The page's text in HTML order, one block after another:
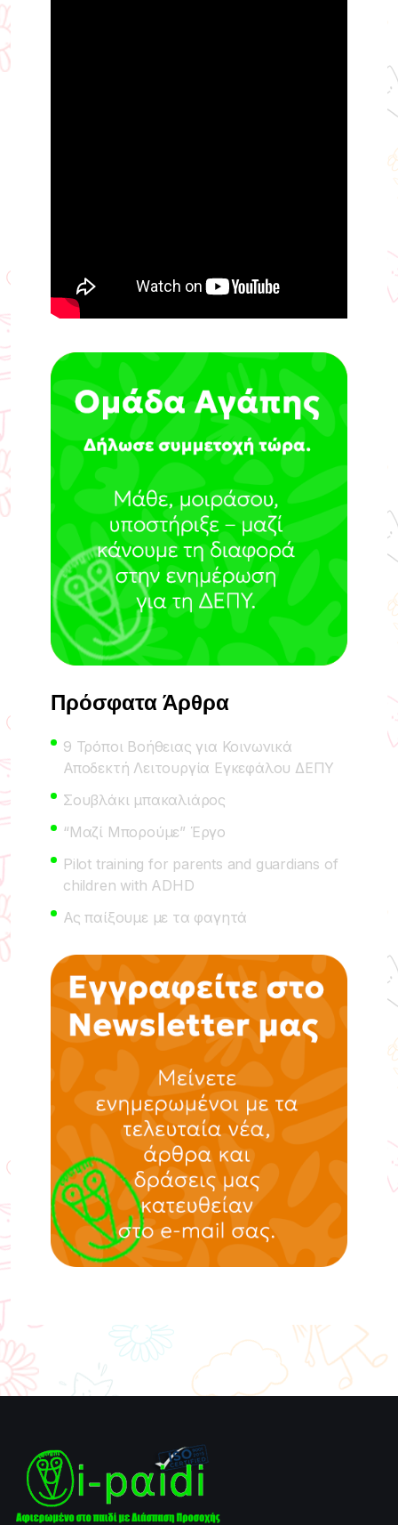
Πρόσφατα Άρθρα
9 Τρόποι Βοήθειας για Κοινωνικά
Αποδεκτή Λειτουργία Εγκεφάλου ΔΕΠΥ
Σουβλάκι μπακαλιάρος
“Μαζί Μπορούμε” Έργο
Pilot training for parents and guardians of
children with ADHD
Ας παίξουμε με τα φαγητά